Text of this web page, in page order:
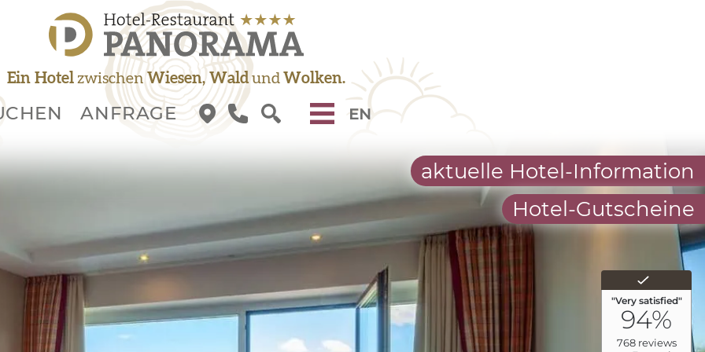
Ein Hotel zwischenWiesen, Waldund Wolken.
ANFRAGE EN
aktuelle Hotel-Information
Hotel-Gutscheine